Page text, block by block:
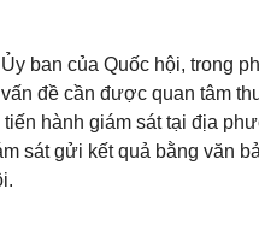
Ủy ban của Quốc hội, trong
đề cần được quan tâm
hành giám sát tại địa
sát gửi kết quả bằng văn